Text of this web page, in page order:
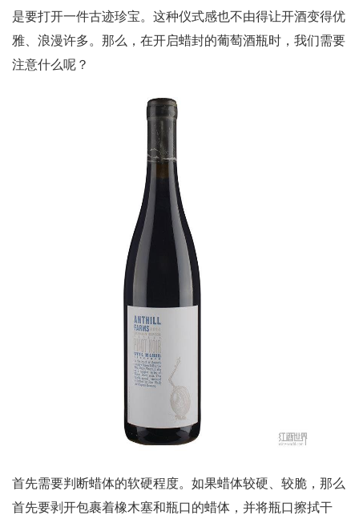
是要打开一件古迹珍宝。这种仪式感也不由得让开酒变得优
雅、浪漫许多。那么，在开启蜡封的葡萄酒瓶时，我们需要
注意什么呢？
首先需要判断蜡体的软硬程度。如果蜡体较硬、较脆，那么
首先要剥开包裹着橡木塞和瓶口的蜡体，并将瓶口擦拭干